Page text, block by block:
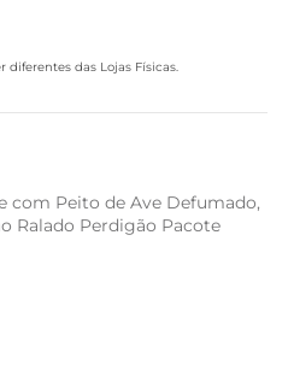
diferentes das Lojas Físicas.
com Peito de Ave Defumado,
Ralado Perdigão Pacote